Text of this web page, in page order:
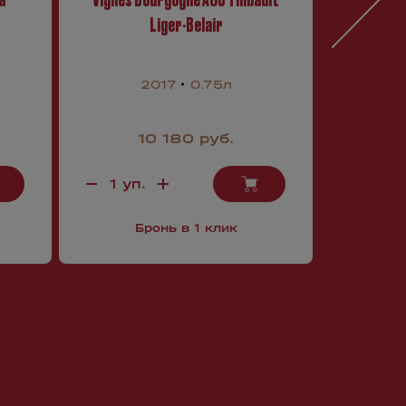
Liger-Belair
2017 0.75л
10 180 руб.
Бронь в 1 клик